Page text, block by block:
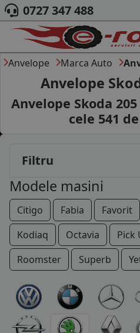
ACASA
DESPRE NOI
ANVELOPE
AUTO
CAMION
MOTO
MARCA
BLOG
B2B -
CONT
CONTACT
0727 347 488
Anvelope Marca Auto
Anvelope
Anvelope Skoda
cele 541
Filtru
Modele masini
Citigo Fabia Favorit
Kodiaq
Octavia Pick
Roomster
Superb
145/80R13
155/80R13
175/65R13
175/60R14
175/65R14
175/70R14
175/80R14
185/60R14
185/65R14
185/55R15